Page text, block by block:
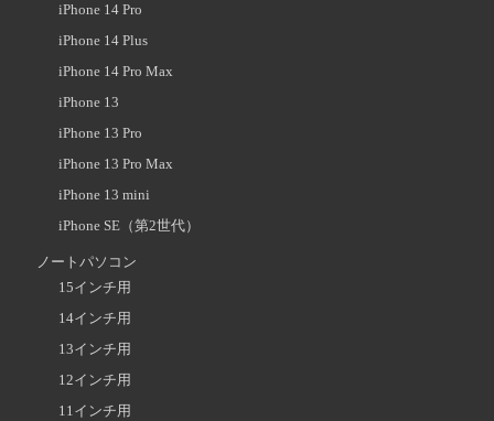
iPhone 14 Pro
iPhone 14 Plus
iPhone 14 Pro Max
iPhone 13
iPhone 13 Pro
iPhone 13 Pro Max
iPhone 13 mini
iPhone SE（第2世代）
ノートパソコン
15インチ用
14インチ用
13インチ用
12インチ用
11インチ用